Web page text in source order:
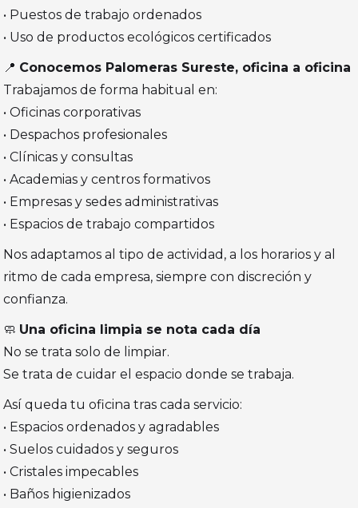
• Puestos de trabajo ordenados
• Uso de productos ecológicos certificados
📍 Conocemos Palomeras Sureste, oficina a oficina
Trabajamos de forma habitual en:
• Oficinas corporativas
• Despachos profesionales
• Clínicas y consultas
• Academias y centros formativos
• Empresas y sedes administrativas
• Espacios de trabajo compartidos
Nos adaptamos al tipo de actividad, a los horarios y al
ritmo de cada empresa, siempre con discreción y
confianza.
🧼 Una oficina limpia se nota cada día
No se trata solo de limpiar.
Se trata de cuidar el espacio donde se trabaja.
Así queda tu oficina tras cada servicio:
• Espacios ordenados y agradables
• Suelos cuidados y seguros
• Cristales impecables
• Baños higienizados